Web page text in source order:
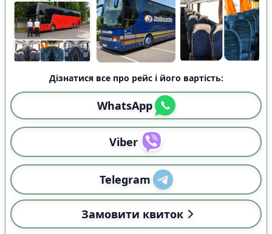
Дізнатися все про рейс і його вартість:
WhatsApp
Viber
Telegram
Замовити квиток